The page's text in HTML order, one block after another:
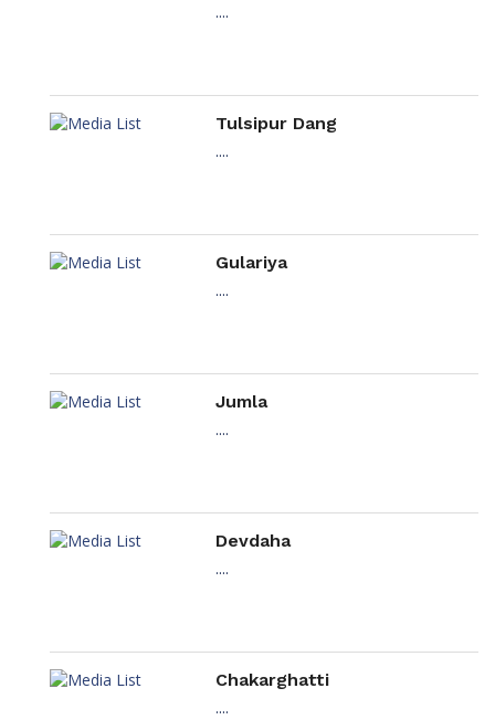
....
Tulsipur Dang
....
Gulariya
....
Jumla
....
Devdaha
....
Chakarghatti
....